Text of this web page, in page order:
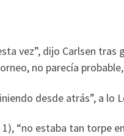
vez”, dijo Carlsen
no parecía
desde atrás”, a lo
“no estaba tan torpe